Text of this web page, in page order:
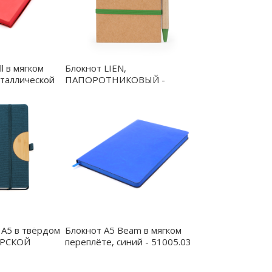
в мягком
Блокнот LIEN,
ПАПОРОТНИКОВЫЙ -
в твёрдом Блокнот A5 Beam в мягком
переплёте, синий - 51005.03